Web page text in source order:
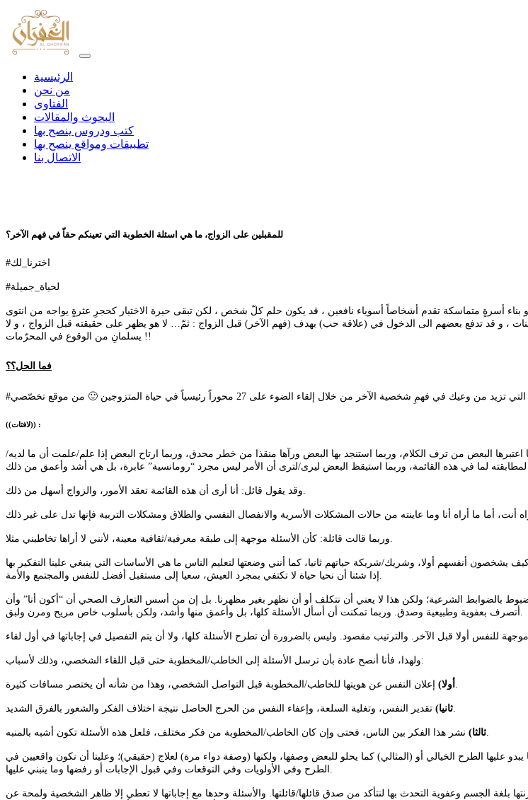
الرئيسية
من نحن
الفتاوى
البحوث والمقالات
كتب ودروس ينصح بها
تطبيقات ومواقع ينصح بها
الاتصال بنا
للمقبلين على الزواج، ما هي اسئلة الخطوبة التي تعينكم حقاّ في فهم الآخر؟
#اخترنا_لك
#لحياة_جميلة
بناء أسرةٍ متماسكة تقدم أشخاصاً أسوياء نافعين ، قد يكون حلم كلّ شخص ، لكن تبقى حيرة الاختيار كحجرِ عثرةٍ يواجه من انتوى
، و قد تدفع بعضهم الى الدخول في (علاقة حب) بهدف (فهم الآخر) قبل الزواج : ثمّ… لا هو يظهر على حقيقته قبل الزواج ، و لا
يسلمانِ من الوقوع في المحرّمات !!
فما الحل؟؟
((لافتات)) :
البعض من ترف الكلام، وربما استنجد بها البعض ورآها منقذا من خطر محدق، وربما ارتاح البعض إذا علم/علمت أن ما لديه/
وقد يقول قائل: أنا أرى أن هذه القائمة تعقد الأمور، والزواج أسهل من ذلك.
وربما قالت قائلة: كأن الأسئلة موجهة إلى طبقة معرفية/ثقافية معينة، لأنني لا أراها تخاطبني مثلا.
يشخصون أنفسهم أولا، وشريك/شريكة حياتهم ثانيا، كما أنني وضعتها لتعليم الناس ما هي الأساسات التي ينبغي علينا التفكير بها
إذا شئنا أن نحيا حياة لا تكتفي بمجرد العيش، سعيا إلى مستقبل أفضل للنفس والمجتمع والأمة.
بالضوابط الشرعية؛ ولكن هذا لا يعني أن نتكلف أو أن نظهر بغير مظهرنا. بل إن من أسس التعارف الصحي أن “أكون أنا” وأن
أتصرف بعفوية وطبيعية وصدق. وربما تمكنت أن أسأل الأسئلة كلها، بل وأعمق منها وأشد، ولكن بأسلوب خاص مريح ومرن ولبق.
ولهذا، فأنا أنصح عادة بأن ترسل الأسئلة إلى الخاطب/المخطوبة حتى قبل اللقاء الشخصي، وذلك لأسباب:
أولا) إعلان النفس عن هويتها للخاطب/المخطوبة قبل التواصل الشخصي، وهذا من شأنه أن يختصر مسافات كثيرة.
ثانيا)تقدير النفس، وتغلية السلعة، وإعفاء النفس من الحرج الحاصل نتيجة اختلاف الفكر والشعور بالفرق الشديد.
ثالثا)نشر هذا الفكر بين الناس، فحتى وإن كان الخاطب/المخطوبة من فكر مختلف، فلعل هذه الأسئلة تكون أشبه بالمنبه.
عليها الطرح الخيالي أو (المثالي) كما يحلو للبعض وصفها، ولكنها (وصفة دواء مرة) لعلاج (حقيقي)؛ وعلينا أن نكون واقعيين في
الطرح وفي الأولويات وفي التوقعات وفي قبول الإجابات أو رفضها وما ينبني عليها.
بلغة الجسم وعفوية التحدث بها لنتأكد من صدق قائلها/قائلتها. والأسئلة وحدها مع إجاباتها لا تعطي إلا ظاهر الشخصية ولمحة عن